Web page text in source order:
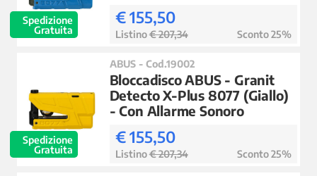
Spedizione
Gratuita
€ 155,50
Listino€ 207,34 Sconto 25%
Spedizione
Gratuita
ABUS - Cod.19002
Bloccadisco ABUS - Granit
Detecto X-Plus 8077 (Giallo)
- Con Allarme Sonoro
€ 155,50
Listino€ 207,34 Sconto 25%